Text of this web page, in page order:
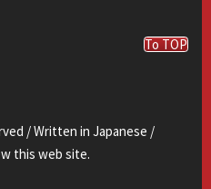
To TOP
/ Written in Japanese /
this web site.